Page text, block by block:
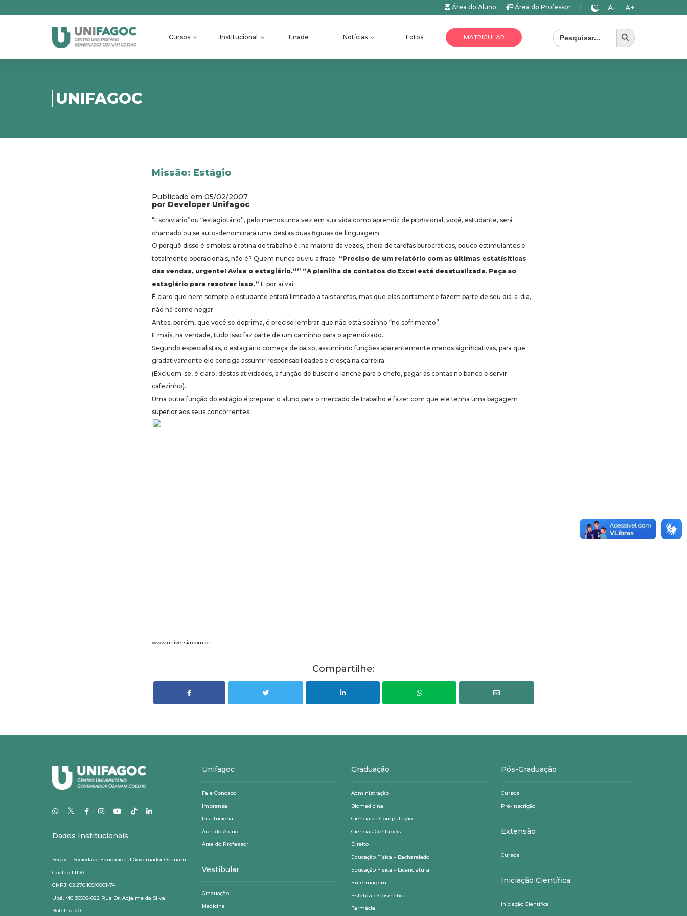
Área do Aluno Área do Professor A- A+
Cursos Institucional Enade Notícias Fotos MATRICULAR
Search
for:
Search Button
UNIFAGOC
Missão: Estágio
Publicado em 05/02/2007
por Developer Unifagoc
“Escraviário”ou “estagiotário”, pelo menos uma vez em sua vida como aprendiz de profisional, você, estudante, será
chamado ou se auto-denominará uma destas duas figuras de linguagem.
O porquê disso é simples: a rotina de trabalho é, na maioria da vezes, cheia de tarefas burocráticas, pouco estimulantes e
totalmente operacionais, não é? Quem nunca ouviu a frase: “Preciso de um relatório com as últimas estatísiticas
das vendas, urgente! Avise o estagiário.”” “A planilha de contatos do Excel está desatualizada. Peça ao
estagiário para resolver isso.” E por aí vai.
É claro que nem sempre o estudante estará limitado a tais tarefas, mas que elas certamente fazem parte de seu dia-a-dia,
não há como negar.
Antes, porém, que você se deprima, é preciso lembrar que não está sozinho “no sofrimento”.
E mais, na verdade, tudo isso faz parte de um caminho para o aprendizado.
Segundo especialistas, o estagiário começa de baixo, assumindo funções aparentemente menos significativas, para que
gradativamente ele consiga assumir responsabilidades e cresça na carreira.
(Excluem-se, é claro, destas atividades, a função de buscar o lanche para o chefe, pagar as contas no banco e servir
cafezinho).
Uma outra função do estágio é preparar o aluno para o mercado de trabalho e fazer com que ele tenha uma bagagem
superior aos seus concorrentes.
www.universia.com.br
Compartilhe:
𝕏
Dados Institucionais
Segoc – Sociedade Educacional Governador Ozanam
Coelho LTDA
CNPJ: 02.270.109/0001-74
Ubá, MG 36506-022 Rua Dr. Adjalme da Silva
Botelho, 20
Unifagoc
Fale Conosco
Imprensa
Institucional
Área do Aluno
Área do Professor
Vestibular
Graduação
Medicina
Graduação
Administração
Biomedicina
Ciência da Computação
Ciências Contábeis
Direito
Educação Física – Bacharelado
Educação Física – Licenciatura
Enfermagem
Estética e Cosmética
Farmácia
Pós-Graduação
Cursos
Pré-inscrição
Extensão
Cursos
Iniciação Científica
Iniciação Científica